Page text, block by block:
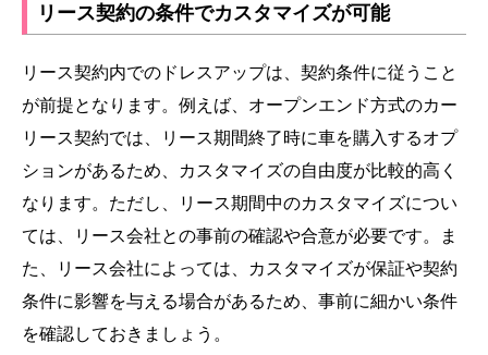
リース契約の条件でカスタマイズが可能
リース契約内でのドレスアップは、契約条件に従うこと
が前提となります。例えば、オープンエンド方式のカー
リース契約では、リース期間終了時に車を購入するオプ
ションがあるため、カスタマイズの自由度が比較的高く
なります。ただし、リース期間中のカスタマイズについ
ては、リース会社との事前の確認や合意が必要です。ま
た、リース会社によっては、カスタマイズが保証や契約
条件に影響を与える場合があるため、事前に細かい条件
を確認しておきましょう。